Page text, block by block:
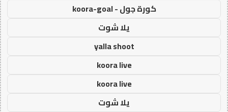
كورة جول - koora-goal
يلا شوت
yalla shoot
koora live
koora live
يلا شوت